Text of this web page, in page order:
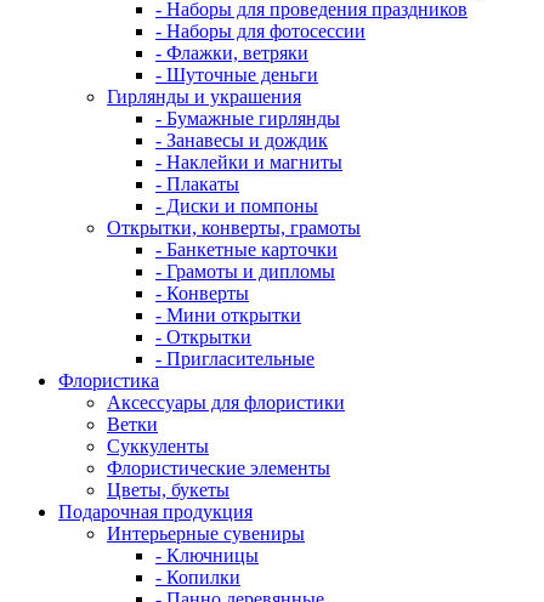
- Наборы для проведения праздников
- Наборы для фотосессии
- Флажки, ветряки
- Шуточные деньги
Гирлянды и украшения
- Бумажные гирлянды
- Занавесы и дождик
- Наклейки и магниты
- Плакаты
- Диски и помпоны
Открытки, конверты, грамоты
- Банкетные карточки
- Грамоты и дипломы
- Конверты
- Мини открытки
- Открытки
- Пригласительные
Флористика
Аксессуары для флористики
Ветки
Суккуленты
Флористические элементы
Цветы, букеты
Подарочная продукция
Интерьерные сувениры
- Ключницы
- Копилки